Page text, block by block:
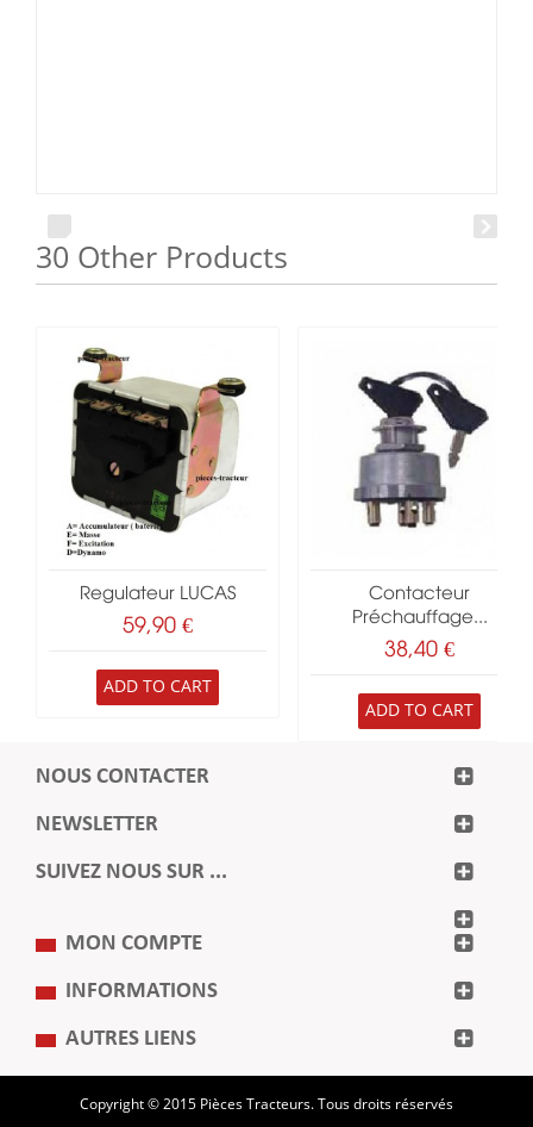
30 Other Products
Regulateur LUCAS
59,90 €
ADD TO CART
Contacteur
Préchauffage...
38,40 €
ADD TO CART
NOUS CONTACTER
NEWSLETTER
SUIVEZ NOUS SUR ...
MON COMPTE
INFORMATIONS
AUTRES LIENS
Copyright © 2015 Pièces Tracteurs. Tous droits réservés